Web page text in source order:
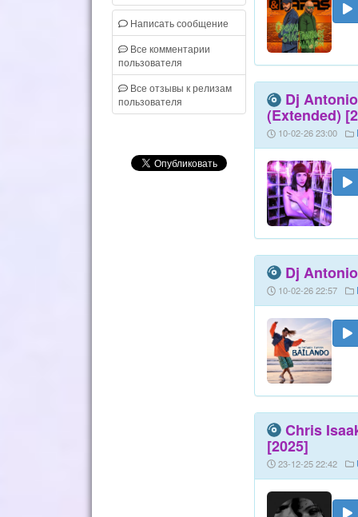
Написать сообщение
Все комментарии
пользователя
Все отзывы к релизам
пользователя
Dj
(Extended)
10-02-26 23:00
Dj
10-02-26 22:57
Chris
[2025]
23-12-25 22:42